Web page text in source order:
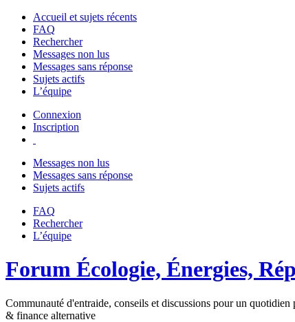
Accueil et sujets récents
FAQ
Rechercher
Messages non lus
Messages sans réponse
Sujets actifs
L’équipe
Connexion
Inscription
Messages non lus
Messages sans réponse
Sujets actifs
FAQ
Rechercher
L’équipe
Forum Écologie, Énergies,
Communauté d'entraide, conseils et discussions pour un
& finance alternative